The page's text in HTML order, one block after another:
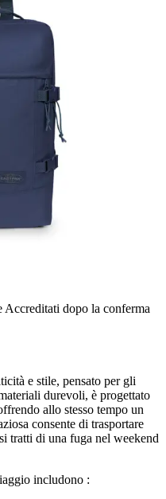
Accreditati dopo la conferma
e stile, pensato per gli
durevoli, è progettato
allo stesso tempo un
consente di trasportare
tratti di una fuga nel weekend
includono :